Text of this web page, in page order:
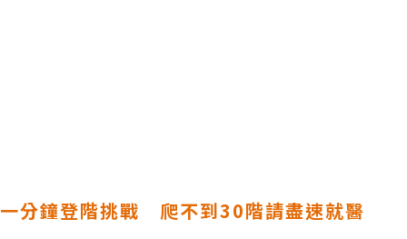
一分鐘登階挑戰 爬不到30階請盡速就醫